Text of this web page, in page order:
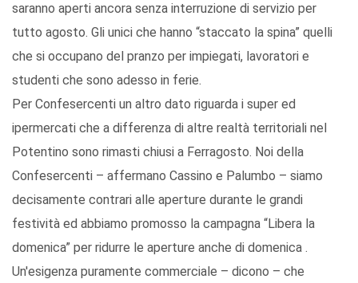
saranno aperti ancora senza interruzione di servizio per
tutto agosto. Gli unici che hanno “staccato la spina” quelli
che si occupano del pranzo per impiegati, lavoratori e
studenti che sono adesso in ferie.
Per Confesercenti un altro dato riguarda i super ed
ipermercati che a differenza di altre realtà territoriali nel
Potentino sono rimasti chiusi a Ferragosto. Noi della
Confesercenti – affermano Cassino e Palumbo – siamo
decisamente contrari alle aperture durante le grandi
festività ed abbiamo promosso la campagna “Libera la
domenica” per ridurre le aperture anche di domenica .
Un'esigenza puramente commerciale – dicono – che